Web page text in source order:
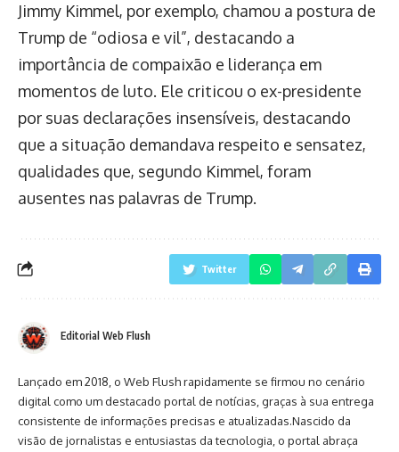
Jimmy Kimmel, por exemplo, chamou a postura de
Trump de “odiosa e vil”, destacando a
importância de compaixão e liderança em
momentos de luto. Ele criticou o ex-presidente
por suas declarações insensíveis, destacando
que a situação demandava respeito e sensatez,
qualidades que, segundo Kimmel, foram
ausentes nas palavras de Trump.
Twitter
Editorial Web Flush
Lançado em 2018, o Web Flush rapidamente se firmou no cenário
digital como um destacado portal de notícias, graças à sua entrega
consistente de informações precisas e atualizadas.Nascido da
visão de jornalistas e entusiastas da tecnologia, o portal abraça